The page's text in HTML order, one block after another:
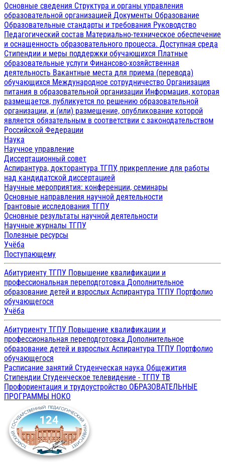
Основные сведения Структура и органы управления
образовательной организацией Документы Образование
Образовательные стандарты и требования Руководство
Педагогический состав Материально-техническое обеспечение
и оснащенность образовательного процесса. Доступная среда
Стипендии и меры поддержки обучающихся Платные
образовательные услуги Финансово-хозяйственная
деятельность Вакантные места для приема (перевода)
обучающихся Международное сотрудничество Организация
питания в образовательной организации Информация, которая
размещается, публикуется по решению образовательной
организации, и (или) размещение, опубликование которой
является обязательным в соответствии с законодательством
Российской Федерации
Наука
Научное управление
Диссертационный совет
Аспирантура, докторантура ТГПУ, прикрепление для работы
над кандидатской диссертацией
Научные мероприятия: конференции, семинары
Основные направления научной деятельности
Грантовые исследования ТГПУ
Основные результаты научной деятельности
Научные журналы ТГПУ
Полезные ресурсы
Учёба
Поступающему
Абитуриенту ТГПУ Повышение квалификации и
профессиональная переподготовка Дополнительное
образование детей и взрослых Аспирантура ТГПУ Портфолио
обучающегося
Учёба
Абитуриенту ТГПУ Повышение квалификации и
профессиональная переподготовка Дополнительное
образование детей и взрослых Аспирантура ТГПУ Портфолио
обучающегося
Расписание занятий Студенческая наука Общежития
Стипендии Студенческое телевидение - ТГПУ ТВ
Профориентация и трудоустройство ОБРАЗОВАТЕЛЬНЫЕ
ПРОГРАММЫ НОКО